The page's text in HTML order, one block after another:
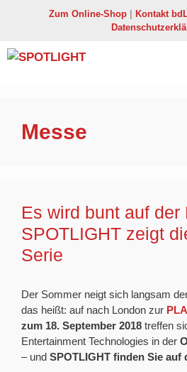
Zum Online-Shop Kontakt
Messe
Es wird bunt auf der
SPOTLIGHT zeigt
Serie
Der Sommer neigt sich langsam
das heißt: auf nach London zur
zum 18. September 2018 treffen
Entertainment Technologies in der
– und SPOTLIGHT finden Sie auf